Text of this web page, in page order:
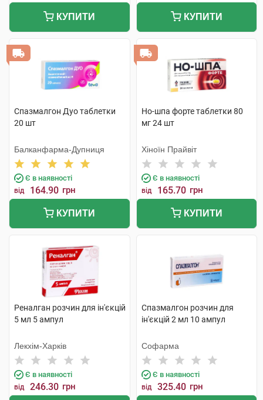
КУПИТИ КУПИТИ
Спазмалгон Дуо таблетки
20 шт
Балканфарма-Дупниця
Є в наявності
від 164.90 грн
КУПИТИ
Но-шпа форте таблетки 80
мг 24 шт
Хіноїн Прайвіт
Є в наявності
від 165.70 грн
КУПИТИ
Реналган розчин для ін'єкцій
5 мл 5 ампул
Лекхім-Харків
Є в наявності
від 246.30 грн
Спазмалгон розчин для
ін'єкцій 2 мл 10 ампул
Софарма
Є в наявності
від 325.40 грн